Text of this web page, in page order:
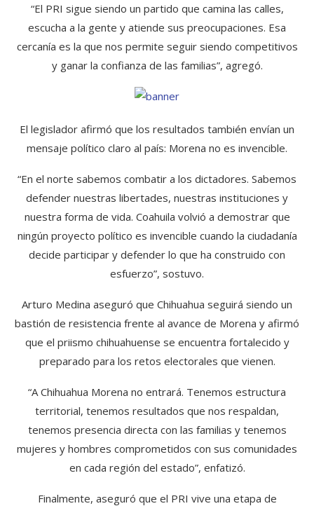
“El PRI sigue siendo un partido que camina las calles,
escucha a la gente y atiende sus preocupaciones. Esa
cercanía es la que nos permite seguir siendo competitivos
y ganar la confianza de las familias”, agregó.
El legislador afirmó que los resultados también envían un
mensaje político claro al país: Morena no es invencible.
“En el norte sabemos combatir a los dictadores. Sabemos
defender nuestras libertades, nuestras instituciones y
nuestra forma de vida. Coahuila volvió a demostrar que
ningún proyecto político es invencible cuando la ciudadanía
decide participar y defender lo que ha construido con
esfuerzo”, sostuvo.
Arturo Medina aseguró que Chihuahua seguirá siendo un
bastión de resistencia frente al avance de Morena y afirmó
que el priismo chihuahuense se encuentra fortalecido y
preparado para los retos electorales que vienen.
“A Chihuahua Morena no entrará. Tenemos estructura
territorial, tenemos resultados que nos respaldan,
tenemos presencia directa con las familias y tenemos
mujeres y hombres comprometidos con sus comunidades
en cada región del estado”, enfatizó.
Finalmente, aseguró que el PRI vive una etapa de